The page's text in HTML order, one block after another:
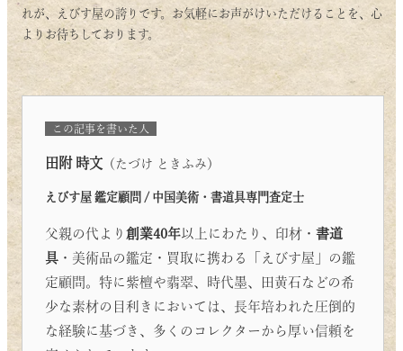
れが、えびす屋の誇りです。お気軽にお声がけいただけることを、心
よりお待ちしております。
この記事を書いた人
田附 時文 （たづけ ときふみ）
えびす屋 鑑定顧問 / 中国美術・書道具専門査定士
父親の代より 創業40年以上にわたり、印材・ 書道
具 ・美術品の鑑定・買取に携わる「えびす屋」の鑑
定顧問。特に紫檀や翡翠、時代墨、田黄石などの希
少な素材の目利きにおいては、長年培われた圧倒的
な経験に基づき、多くのコレクターから厚い信頼を